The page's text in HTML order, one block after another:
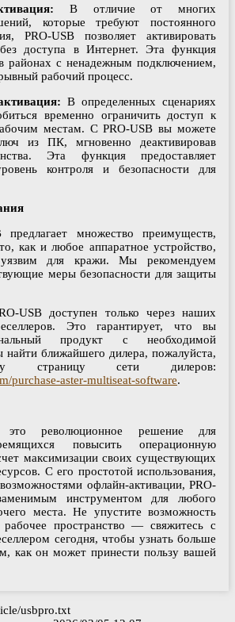
В отличие от многих
которые требуют постоянного
PRO-USB позволяет активировать
доступа в Интернет. Эта функция
районах с ненадежным подключением,
рабочий процесс.
В определенных сценариях
временно ограничить доступ к
местам. С PRO-USB вы можете
из ПК, мгновенно деактивировав
Эта функция предоставляет
контроля и безопасности для
предлагает множество преимуществ,
как и любое аппаратное устройство,
для кражи. Мы рекомендуем
меры безопасности для защиты
USB доступен только через наших
Это гарантирует, что вы
продукт с необходимой
ближайшего дилера, пожалуйста,
страницу сети дилеров:
purchase-aster-multiseat-software.
революционное решение для
повысить операционную
максимизации своих существующих
С его простотой использования,
офлайн-активации, PRO-
инструментом для любого
места. Не упустите возможность
рабочее пространство — свяжитесь с
сегодня, чтобы узнать больше
как он может принести пользу вашей
usbpro.txt